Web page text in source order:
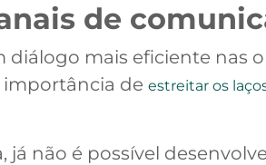
de
mais eficiente nas
importância deestreitar os
não é possível